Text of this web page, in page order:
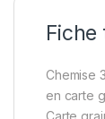
Fiche
Chemise
en carte